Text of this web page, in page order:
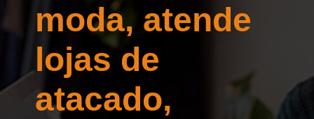
moda, atende
lojas de
atacado,